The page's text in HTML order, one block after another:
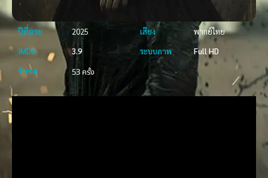
ปีที่ฉาย 2025 เสียง
พากย์ไทย
IMDb
3.9 ระบบภาพ
Full HD
รับชม
53 ครั้ง